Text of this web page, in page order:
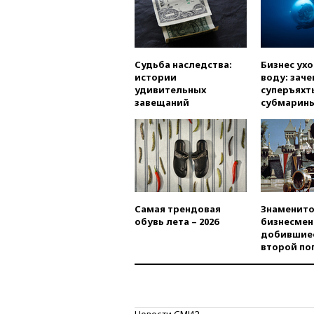
Судьба наследства:
истории
удивительных
завещаний
Бизнес
воду:
Самая трендовая
обувь лета – 2026
второй